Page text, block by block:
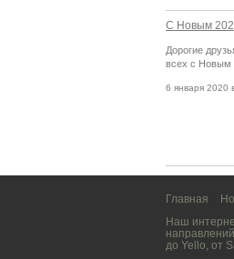
С Новым
Дорогие
всех с Новым
6 января 2020
Главная
Наш
до Yello, от